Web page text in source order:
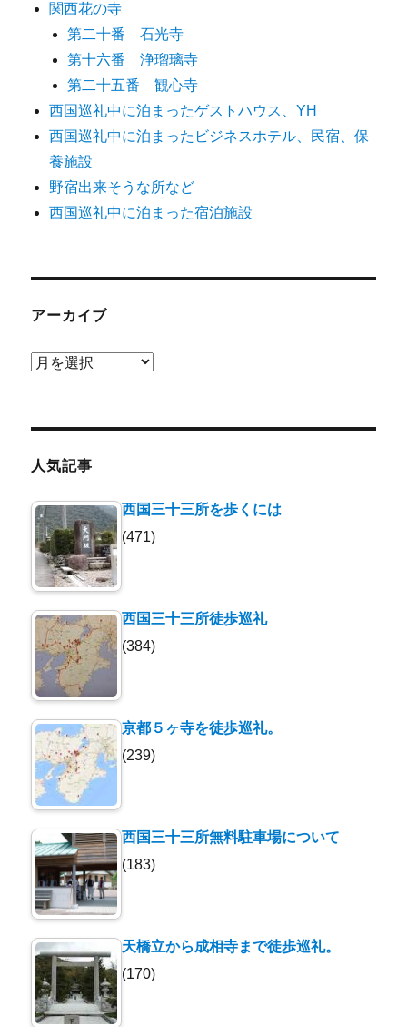
関西花の寺
第二十番 石光寺
第十六番 浄瑠璃寺
第二十五番 観心寺
西国巡礼中に泊まったゲストハウス、YH
西国巡礼中に泊まったビジネスホテル、民宿、保
養施設
野宿出来そうな所など
西国巡礼中に泊まった宿泊施設
アーカイブ
ア
ブ
人気記事
西国三十三所を歩くには
(471)
西国三十三所徒歩巡礼
(384)
京都５ヶ寺を徒歩巡礼。
(239)
西国三十三所無料駐車場について
(183)
天橋立から成相寺まで徒歩巡礼。
(170)